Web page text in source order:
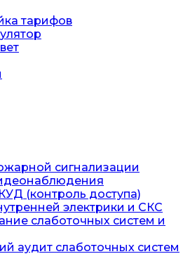
тарифов
сигнализации
(контроль доступа)
электрики и СКС
слаботочных систем и
аудит слаботочных систем